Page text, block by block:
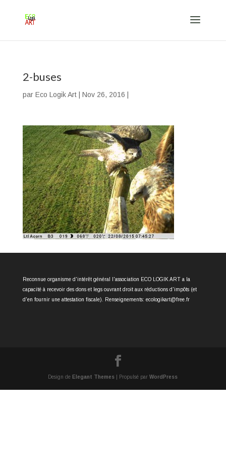
2-buses
par Eco Logik Art| Nov 26, 2016
Reconnue organisme d'intérêt général l'association ECO LOGIK ART a la
capacité à recevoir des dons et legs ouvrant droit aux réductions d'impôts (et
d'en fournir une attestation fiscale). Renseignements: ecologikart@free.fr
Design de Elegant Themes | Propulsé parWordPress